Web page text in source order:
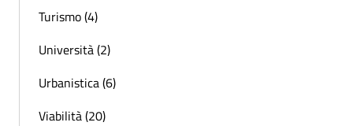
Turismo (4)
Università (2)
Urbanistica (6)
Viabilità (20)